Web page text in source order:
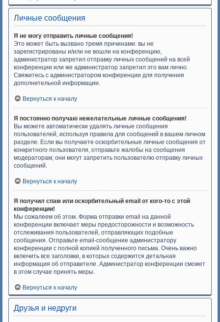
Личные сообщения
Я не могу отправить личные сообщения!
Это может быть вызвано тремя причинами: вы не
зарегистрированы и/или не вошли на конференцию,
администратор запретил отправку личных сообщений на всей
конференции или же администратор запретил это вам лично.
Свяжитесь с администратором конференции для получения
дополнительной информации.
Вернуться к началу
Я постоянно получаю нежелательные личные сообщения!
Вы можете автоматически удалять личные сообщения
пользователей, используя правила для сообщений в вашем личном
разделе. Если вы получаете оскорбительные личные сообщения от
конкретного пользователя, отправьте жалобы на сообщения
модераторам; они могут запретить пользователю отправку личных
сообщений.
Вернуться к началу
Я получил спам или оскорбительный email от кого-то с этой
конференции!
Мы сожалеем об этом. Форма отправки email на данной
конференции включает меры предосторожности и возможность
отслеживания пользователей, отправляющих подобные
сообщения. Отправьте email-сообщение администратору
конференции с полной копией полученного письма. Очень важно
включить все заголовки, в которых содержится детальная
информация об отправителе. Администратор конференции сможет
в этом случае принять меры.
Вернуться к началу
Друзья и недруги